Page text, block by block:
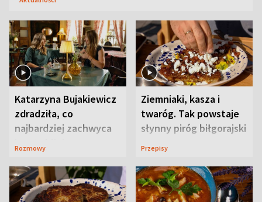
Katarzyna Bujakiewicz
zdradziła, co
najbardziej zachwyca
ją w Lublinie
Rozmowy
Ziemniaki, kasza i
twaróg. Tak powstaje
słynny piróg biłgorajski
Przepisy